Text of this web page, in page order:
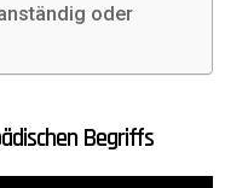
oder
Begriffs